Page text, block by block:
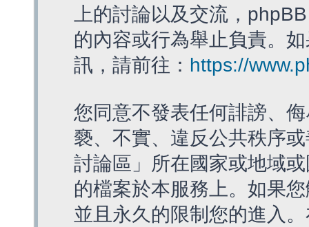
上的討論以及交流，
的內容或行為舉止負責。
訊，請前往： https://
您同意不發表任何誹謗、
褻、不實、違反公共秩序
討論區」所在國家或地域
的檔案於本服務上。如果
並且永久的限制您的進入